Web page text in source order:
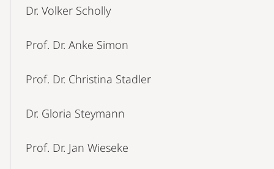
Dr. Volker Scholly
Prof. Dr. Anke Simon
Prof. Dr. Christina Stadler
Dr. Gloria Steymann
Prof. Dr. Jan Wieseke